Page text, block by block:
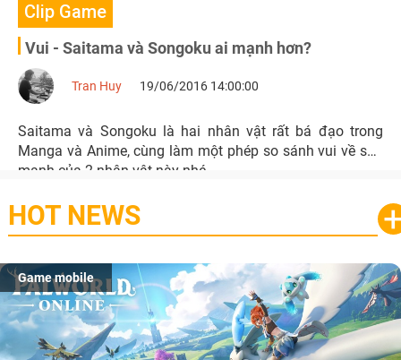
Clip Game
Vui - Saitama và Songoku ai mạnh hơn?
Tran Huy 19/06/2016 14:00:00
Saitama và Songoku là hai nhân vật rất bá đạo trong
Manga và Anime, cùng làm một phép so sánh vui về sức
mạnh của 2 nhân vật này nhé.
HOT NEWS
Game mobile